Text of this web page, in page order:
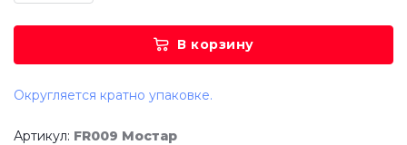
В корзину
Округляется кратно упаковке.
Артикул: FR009 Мостар